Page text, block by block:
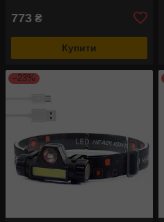
773 ₴
Купити
–23%